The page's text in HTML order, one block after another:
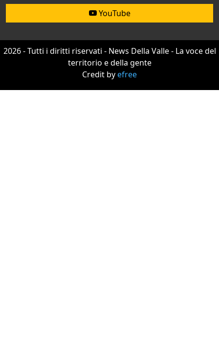
YouTube
2026 - Tutti i diritti riservati - News Della Valle - La voce del
territorio e della gente
Credit byefree